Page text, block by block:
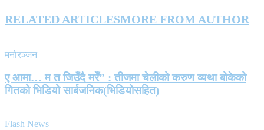
RELATED ARTICLESMORE FROM AUTHOR
मनोरञ्जन
ए आमा… म त जिउँदै मरेँ” : तीजमा चेलीको करुण व्यथा बोकेको
गितको भिडियो सार्बजनिक(भिडियोसहित)
Flash News